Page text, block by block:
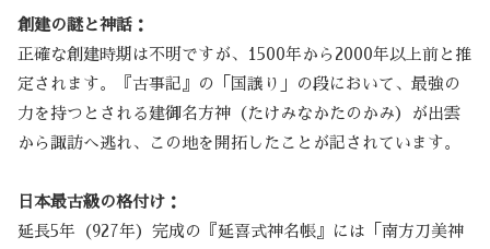
創建の謎と神話：
正確な創建時期は不明ですが、1500年から2000年以上前と推
定されます。『古事記』の「国譲り」の段において、最強の
力を持つとされる建御名方神（たけみなかたのかみ）が出雲
から諏訪へ逃れ、この地を開拓したことが記されています。
日本最古級の格付け：
延長5年（927年）完成の『延喜式神名帳』には「南方刀美神